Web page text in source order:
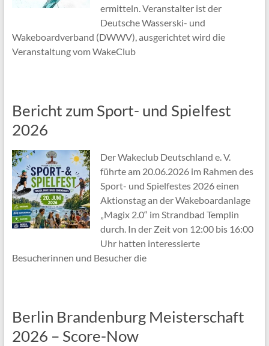
ermitteln. Veranstalter ist der
Deutsche Wasserski- und
Wakeboardverband (DWWV), ausgerichtet wird die
Veranstaltung vom WakeClub
Bericht zum Sport- und Spielfest
2026
Der Wakeclub Deutschland e. V.
führte am 20.06.2026 im Rahmen des
Sport- und Spielfestes 2026 einen
Aktionstag an der Wakeboardanlage
„Magix 2.0“ im Strandbad Templin
durch. In der Zeit von 12:00 bis 16:00
Uhr hatten interessierte
Besucherinnen und Besucher die
Berlin Brandenburg Meisterschaft
2026 – Score-Now